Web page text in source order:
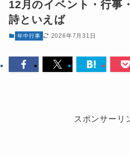
12月のイベント・行事
詩といえば
年中行事 2026年7月31日
スポンサーリ